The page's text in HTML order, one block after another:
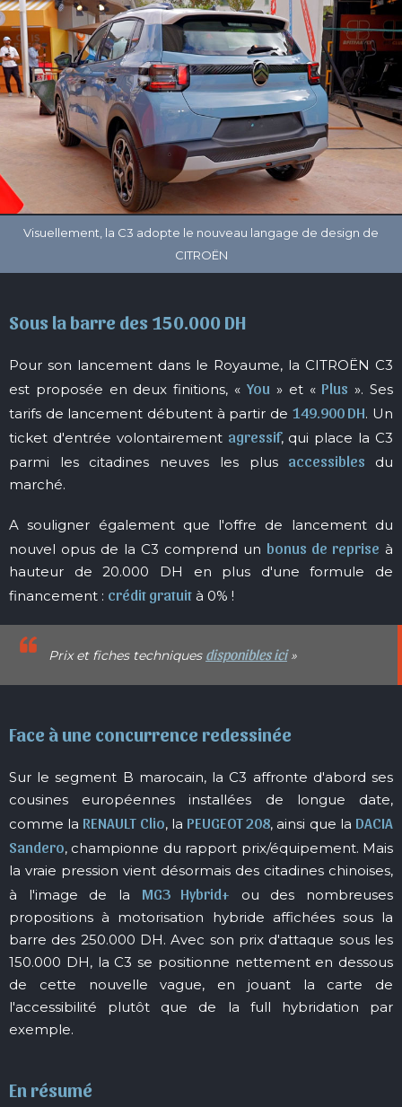
Sous la barre des 150.000 DH
Pour son lancement dans le Royaume, la CITROËN C3
est proposée en deux finitions, « You » et « Plus ». Ses
tarifs de lancement débutent à partir de 149.900 DH. Un
ticket d'entrée volontairement agressif, qui place la C3
parmi les citadines neuves les plus accessibles
du
marché.
A souligner également que l'offre de lancement du
nouvel opus de la C3 comprend un bonus de reprise à
hauteur de 20.000 DH en plus d'une formule de
financement : crédit gratuit à 0% !
Prix et fiches techniques disponibles ici»
Face à une concurrence redessinée
Sur le segment B marocain, la C3 affronte d'abord ses
cousines européennes installées de longue date,
comme la RENAULT Clio, la PEUGEOT 208, ainsi que la DACIA
Sandero, championne du rapport prix/équipement. Mais
la vraie pression vient désormais des citadines chinoises,
à l'image de la MG3 Hybrid+ ou des nombreuses
propositions à motorisation hybride affichées sous la
barre des 250.000 DH. Avec son prix d'attaque sous les
150.000 DH, la C3 se positionne nettement en dessous
de cette nouvelle vague, en jouant la carte de
l'accessibilité plutôt que de la full hybridation par
exemple.
En résumé